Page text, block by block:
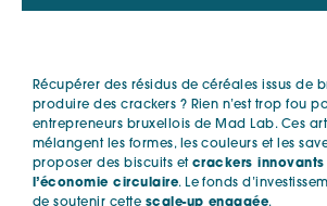
Récupérer des résidus de céréales issus de
produire des crackers ? Rien n’est trop fou
entrepreneurs bruxellois de Mad Lab. Ces
mélangent les formes, les couleurs et les
proposer des biscuits et crackers
l’économie circulaire. Le fonds
de soutenir cette scale-up engagée.